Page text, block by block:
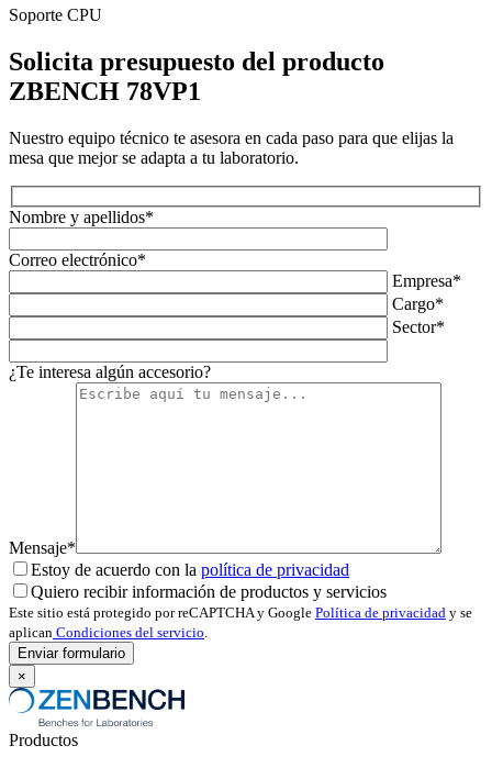
Soporte CPU
Solicita presupuesto del producto
ZBENCH 78VP1
Nuestro equipo técnico te asesora en cada paso para que elijas la
mesa que mejor se adapta a tu laboratorio.
Nombre y apellidos*
Correo electrónico*
Empresa*
Cargo*
Sector*
¿Te interesa algún accesorio?
Mensaje*
Estoy de acuerdo con la política de privacidad
Quiero recibir información de productos y servicios
Este sitio está protegido por reCAPTCHA y Google Política de privacidad y se
aplican Condiciones del servicio
×
Productos